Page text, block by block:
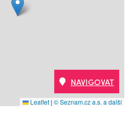
Leaflet | © Seznam.cz a.s. a další
NAVIGOVAT